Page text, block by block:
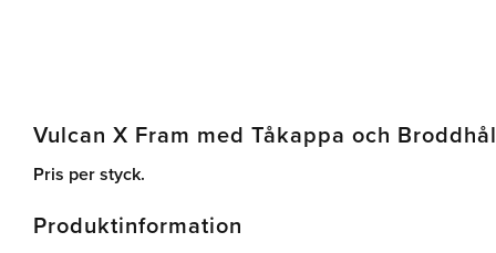
Vulcan X Fram med Tåkappa och Broddhål
Pris per styck.
Produktinformation